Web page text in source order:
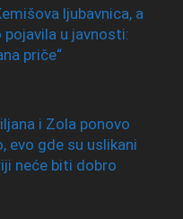
ljubavnica, a
pojavila u javnosti:
priče“
i Zola ponovo
evo gde su uslikani
neće biti dobro